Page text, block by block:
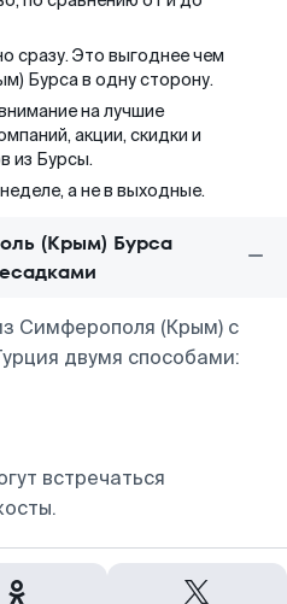
сразу. Это выгоднее чем
Бурса в одну сторону.
на лучшие
акции, скидки и
из Бурсы.
а не в выходные.
(Крым) Бурса
Симферополя (Крым) с
двумя способами:
встречаться